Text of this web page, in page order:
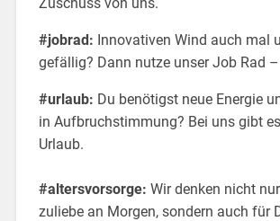
#jobrad: Innovativen Wind auch mal
gefällig? Dann nutze unser Job Rad
#urlaub: Du benötigst neue Energie
in Aufbruchstimmung? Bei uns gibt
Urlaub.
#altersvorsorge: Wir denken nicht
zuliebe an Morgen, sondern auch für